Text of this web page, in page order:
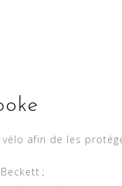
afin de les
;